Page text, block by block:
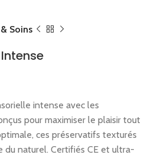
Soins
intense avec les
pour maximiser le plaisir tout
ces préservatifs texturés
naturel. Certifiés CE et ultra-